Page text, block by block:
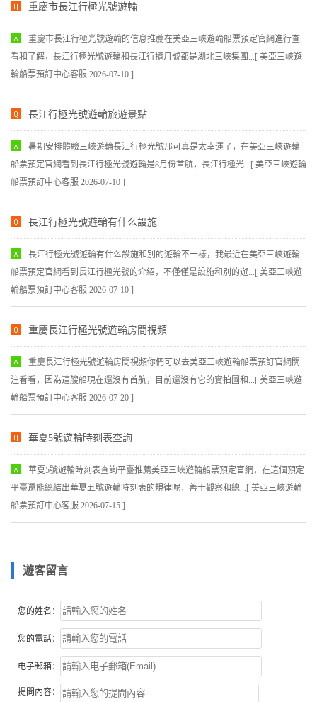
重慶市長江行極光號遊輪
重慶市長江行極光號遊輪的信息推薦在美亞三峽遊輪船票預定官網進行查
看和了解，長江行極光號遊輪和長江行攬月號都是湖北三峽集團...[ 美亞三峽遊
輪船票預訂中心客服 2026-07-10 ]
長江行極光號遊輪旅遊景點
暑期安排體驗三峽遊輪長江行極光號那可真是太幸運了，在美亞三峽遊輪
船票預定官網看到長江行極光號遊輪是8月份首航，長江行極光...[ 美亞三峽遊輪
船票預訂中心客服 2026-07-10 ]
長江行極光號遊輪有什么設施
長江行極光號遊輪有什么設施和別的遊輪不一樣，我最近在美亞三峽遊輪
船票預定官網看到長江行極光號的介紹，不僅僅是設施和別的遊...[ 美亞三峽遊
輪船票預訂中心客服 2026-07-10 ]
重慶長江行極光號遊輪房間視頻
重慶長江行極光號遊輪房間視頻你們可以去美亞三峽遊輪船票預訂官網關
注看看，因為這艘船現在還沒有首航，目前還沒有它的實拍圖和...[ 美亞三峽遊
輪船票預訂中心客服 2026-07-20 ]
華夏5號遊輪時刻表查詢
華夏5號遊輪時刻表查詢平臺推薦美亞三峽遊輪船票預定官網，在這個預定
平臺還能總結出華夏五號遊輪時刻表的規律呢，善于觀察和總...[ 美亞三峽遊輪
船票預訂中心客服 2026-07-15 ]
遊客留言
您的姓名：
您的電話：
电子郵箱：
提問內容：